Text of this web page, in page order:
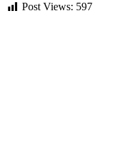
Post Views: 597